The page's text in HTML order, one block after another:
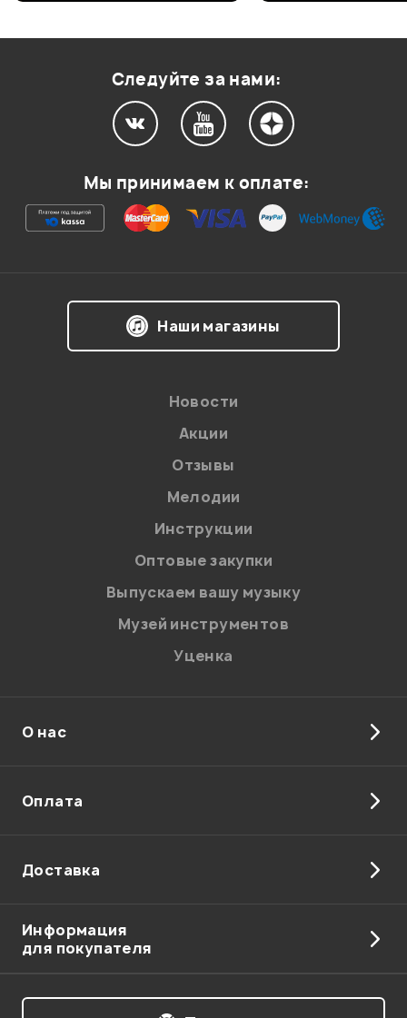
Ваша оценка:
на обработку персональных данных в
Политикой в отношении обработки
персональных данных.
Введите проверочное число:
Отправить
Следуйте за нами:
Мы принимаем к оплате:
Наши магазины
Новости
Акции
Отзывы
Мелодии
Инструкции
Оптовые закупки
Выпускаем вашу музыку
Музей инструментов
Уценка
О нас
Оплата
Доставка
Информация
для покупателя